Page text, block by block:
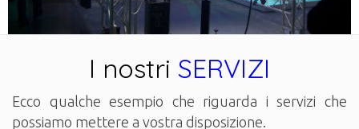
I nostri SERVIZI
Ecco qualche esempio che riguarda i servizi che
possiamo mettere a vostra disposizione.